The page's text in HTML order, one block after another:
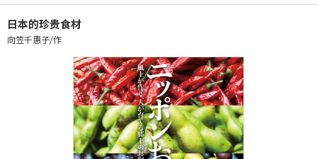
日本的珍贵食材
向笠千惠子/作